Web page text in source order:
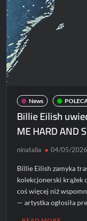
News
Billie Eilish
ME HARD AND
ninatalia 04/05/2026
Billie Eilish zamyka
kolekcjonerski krążek
coś więcej niż
— artystka ogłosiła